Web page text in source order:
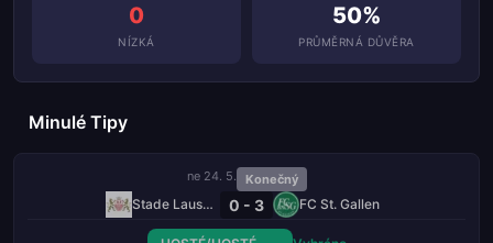
0
NÍZKÁ
50%
PRŮMĚRNÁ DŮVĚRA
Minulé Tipy
ne 24. 5. Konečný
Stade Lausanne-Ouchy 0 - 3 FC St. Gallen